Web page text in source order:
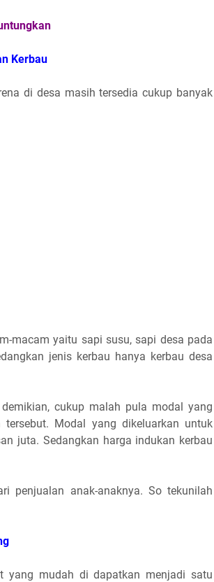
Kerbau
di desa masih tersedia cukup banyak
macam yaitu sapi susu, sapi desa pada
jenis kerbau hanya kerbau desa
cukup malah pula modal yang
Modal yang dikeluarkan untuk
juta. Sedangkan harga indukan kerbau
penjualan anak-anaknya. So tekunilah
yang mudah di dapatkan menjadi satu